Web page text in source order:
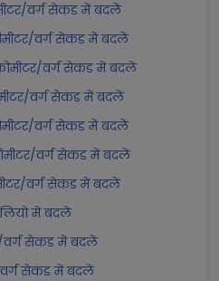
वर्ग सेकंड में बदलें
वर्ग सेकंड में बदलें
वर्ग सेकंड में बदलें
वर्ग सेकंड में बदलें
वर्ग सेकंड में बदलें
वर्ग सेकंड में बदलें
वर्ग सेकंड में बदलें
में बदलें
वर्ग सेकंड में बदलें
वर्ग सेकंड में बदलें